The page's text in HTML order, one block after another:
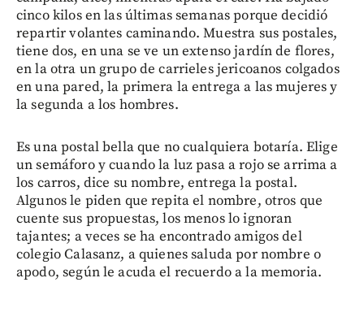
cinco kilos en las últimas semanas porque decidió
repartir volantes caminando. Muestra sus postales,
tiene dos, en una se ve un extenso jardín de flores,
en la otra un grupo de carrieles jericoanos colgados
en una pared, la primera la entrega a las mujeres y
la segunda a los hombres.
Es una postal bella que no cualquiera botaría. Elige
un semáforo y cuando la luz pasa a rojo se arrima a
los carros, dice su nombre, entrega la postal.
Algunos le piden que repita el nombre, otros que
cuente sus propuestas, los menos lo ignoran
tajantes; a veces se ha encontrado amigos del
colegio Calasanz, a quienes saluda por nombre o
apodo, según le acuda el recuerdo a la memoria.